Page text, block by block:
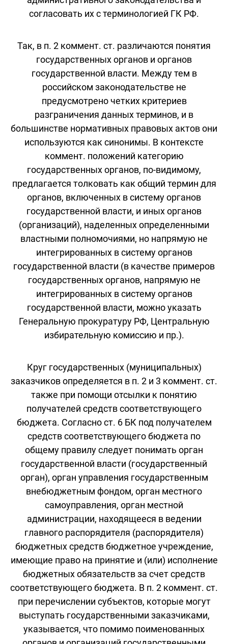
согласовать их с терминологией ГК РФ.
Так, в п. 2 коммент. ст. различаются понятия
государственных органов и органов
государственной власти. Между тем в
российском законодательстве не
предусмотрено четких критериев
разграничения данных терминов, и в
большинстве нормативных правовых актов они
используются как синонимы. В контексте
коммент. положений категорию
государственных органов, по-видимому,
предлагается толковать как общий термин для
органов, включенных в систему органов
государственной власти, и иных органов
(организаций), наделенных определенными
властными полномочиями, но напрямую не
интегрированных в систему органов
государственной власти (в качестве примеров
государственных органов, напрямую не
интегрированных в систему органов
государственной власти, можно указать
Генеральную прокуратуру РФ, Центральную
избирательную комиссию и пр.).
Круг государственных (муниципальных)
заказчиков определяется в п. 2 и 3 коммент. ст.
также при помощи отсылки к понятию
получателей средств соответствующего
бюджета. Согласно ст. 6 БК под получателем
средств соответствующего бюджета по
общему правилу следует понимать орган
государственной власти (государственный
орган), орган управления государственным
внебюджетным фондом, орган местного
самоуправления, орган местной
администрации, находящееся в ведении
главного распорядителя (распорядителя)
бюджетных средств бюджетное учреждение,
имеющие право на принятие и (или) исполнение
бюджетных обязательств за счет средств
соответствующего бюджета. В п. 2 коммент. ст.
при перечислении субъектов, которые могут
выступать государственными заказчиками,
указывается, что помимо поименованных